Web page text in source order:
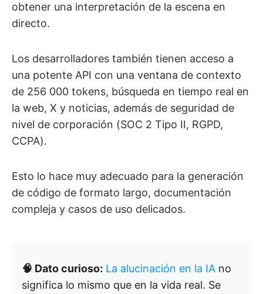
obtener una interpretación de la escena en
directo.
Los desarrolladores también tienen acceso a
una potente API con una ventana de contexto
de 256 000 tokens, búsqueda en tiempo real en
la web, X y noticias, además de seguridad de
nivel de corporación (SOC 2 Tipo II, RGPD,
CCPA).
Esto lo hace muy adecuado para la generación
de código de formato largo, documentación
compleja y casos de uso delicados.
🧠 Dato curioso: La alucinación en la IA no
significa lo mismo que en la vida real. Se